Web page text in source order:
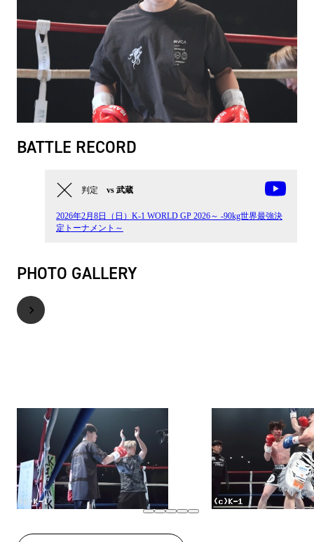
BATTLE RECORD
判定 vs 武蔵
2026年2月8日（日）K-1 WORLD GP 2026～ -90kg世界最強決
定トーナメント～
PHOTO GALLERY